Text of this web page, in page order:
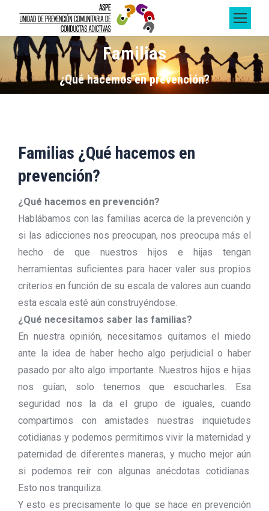
Familias
¿Qué hacemos en prevención?
Estás aquí:
Familias ¿Qué hacemos en
prevención?
¿Qué hacemos en prevención?
Hablábamos con las familias acerca de la prevención y
si las adicciones nos preocupan, nos preocupa más el
hecho de que nuestros hijos e hijas tengan
herramientas suficientes para hacer valer sus propios
criterios en función de su escala de valores aun cuando
esta escala esté aún construyéndose.
¿Qué necesitamos saber las familias?
En nuestra opinión, necesitamos quitarnos el miedo
ante la idea de haber hecho algo perjudicial o haber
pasado por alto algo importante. Nuestros hijos e hijas
nos guían, solo tenemos que escucharles. Esa
seguridad nos la da el grupo de iguales, cuando
compartimos con amistades nuestras inquietudes
cotidianas y podemos permitirnos vivir la maternidad y
paternidad de diferentes maneras, y mucho mejor aún
si podemos reír con algunas anécdotas cotidianas.
Esto nos tranquiliza.
Y esto es precisamente lo que se hace en prevención